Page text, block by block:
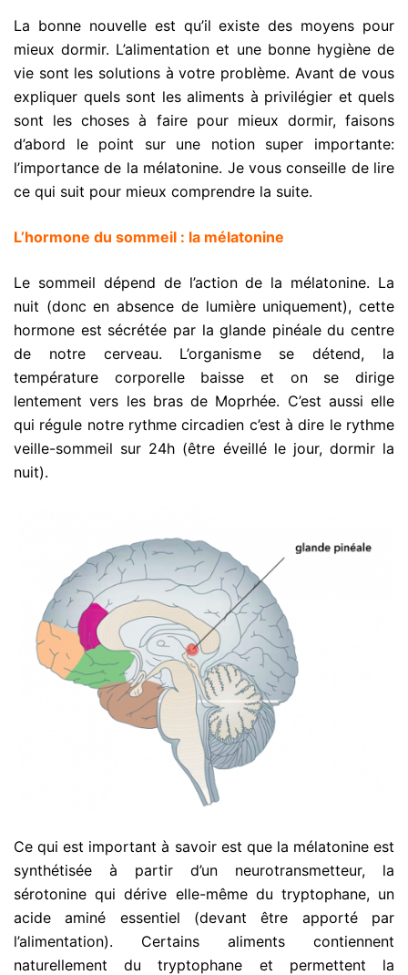
La bonne nouvelle est qu’il existe des moyens pour
mieux dormir. L’alimentation et une bonne hygiène de
vie sont les solutions à votre problème. Avant de vous
expliquer quels sont les aliments à privilégier et quels
sont les choses à faire pour mieux dormir, faisons
d’abord le point sur une notion super importante:
l’importance de la mélatonine. Je vous conseille de lire
ce qui suit pour mieux comprendre la suite.
L’hormone du sommeil : la mélatonine
Le sommeil dépend de l’action de la mélatonine. La
nuit (donc en absence de lumière uniquement), cette
hormone est sécrétée par la glande pinéale du centre
de notre cerveau. L’organisme se détend, la
température corporelle baisse et on se dirige
lentement vers les bras de Moprhée. C’est aussi elle
qui régule notre rythme circadien c’est à dire le rythme
veille-sommeil sur 24h (être éveillé le jour, dormir la
nuit).
Ce qui est important à savoir est que la mélatonine est
synthétisée à partir d’un neurotransmetteur, la
sérotonine qui dérive elle-même du tryptophane, un
acide aminé essentiel (devant être apporté par
l’alimentation). Certains aliments contiennent
naturellement du tryptophane et permettent la